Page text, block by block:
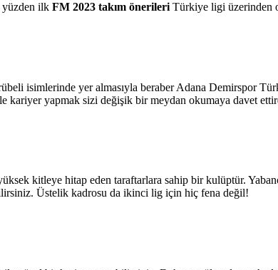
yüzden ilk FM 2023 takım önerileri Türkiye ligi üzerinden
isimlerinde yer almasıyla beraber Adana Demirspor
yapmak sizi değişik bir meydan okumaya davet
kitleye hitap eden taraftarlara sahip bir kulüptür.
Üstelik kadrosu da ikinci lig için hiç fena değil!